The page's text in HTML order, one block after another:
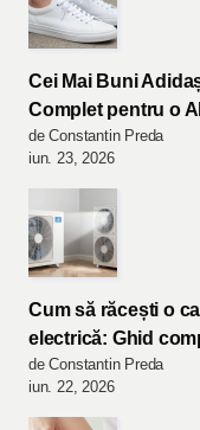
Cei Mai Buni
Complet pentru o
de Constantin Preda
iun. 23, 2026
Cum să răcești o
electrică: Ghid
de Constantin Preda
iun. 22, 2026